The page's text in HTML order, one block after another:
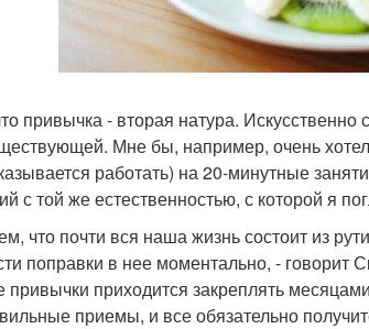
привычка - вторая натура.
Мне бы, например, очень
работать) на 20-минутные
с той же естественностью, с которой я
что почти вся наша жизнь состоит из
поправки в нее моментально, - говорит
приходится закреплять
приемы, и все обязательно